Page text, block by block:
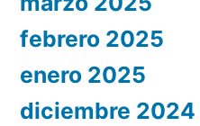
febrero 2025
enero 2025
diciembre 2024